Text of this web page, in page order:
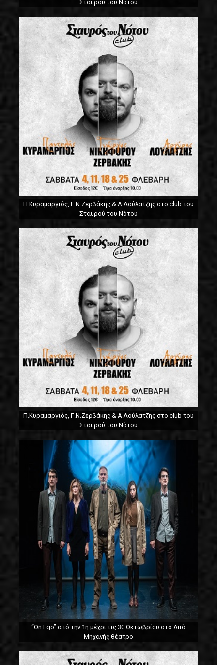
Σταυρού του Νότου
Π.Κυραμαργιός, Γ.Ν.Ζερβάκης & Α.Λούλατζης στο club του
Σταυρού του Νότου
Π.Κυραμαργιός, Γ.Ν.Ζερβάκης & Α.Λούλατζης στο club του
Σταυρού του Νότου
“On Ego” από την 1η μέχρι τις 30 Οκτωβρίου στο Από
Μηχανής θέατρο